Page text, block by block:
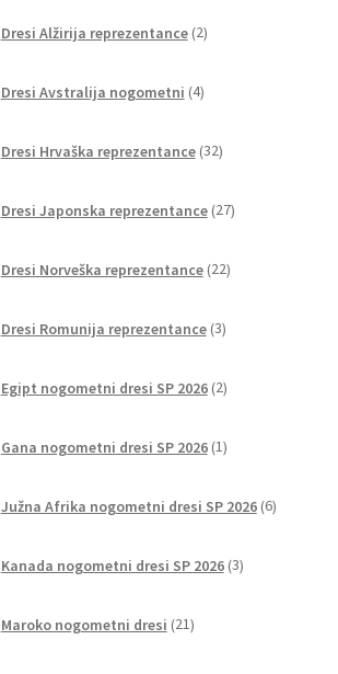
Dresi Alžirija reprezentance 2izdelka
Dresi Avstralija nogometni 4izdelki
Dresi Hrvaška reprezentance 32izdelkov
Dresi Japonska reprezentance 27izdelkov
Dresi Norveška reprezentance 22izdelkov
Dresi Romunija reprezentance 3izdelki
Egipt nogometni dresi SP 2026 2izdelka
Gana nogometni dresi SP 2026 1izdelek
Južna Afrika nogometni dresi SP 2026 6izdelkov
Kanada nogometni dresi SP 2026 3izdelki
Maroko nogometni dresi 21izdelkov